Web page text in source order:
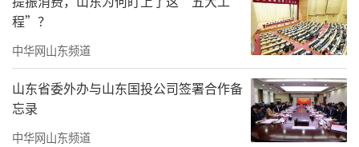
程”？
中华网山东频道
山东省委外办与山东国投公司签署合作备
忘录
中华网山东频道